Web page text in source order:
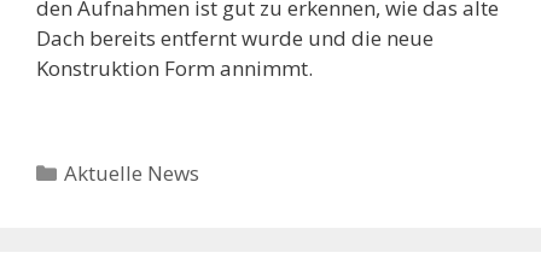
den Aufnahmen ist gut zu erkennen, wie das alte
Dach bereits entfernt wurde und die neue
Konstruktion Form annimmt.
Kategorien
Aktuelle News